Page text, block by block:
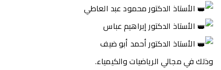
الأستاذ الدكتور محمود عبد العاطي
الأستاذ الدكتور إبراهيم عباس
الأستاذ الدكتور أحمد أبو ضيف
وذلك في مجالي الرياضيات والكيمياء.